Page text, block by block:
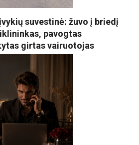
suvestinė: žuvo į briedį
pavogtas
girtas vairuotojas